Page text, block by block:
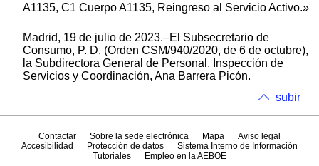
A1135, C1 Cuerpo A1135, Reingreso al Servicio Activo.»
Madrid, 19 de julio de 2023.–El Subsecretario de
Consumo, P. D. (Orden CSM/940/2020, de 6 de octubre),
la Subdirectora General de Personal, Inspección de
Servicios y Coordinación, Ana Barrera Picón.
subir
Contactar Sobre la sede electrónica Mapa
Aviso legal
Accesibilidad
Protección de datos
Sistema Interno de Información
Tutoriales
Empleo en la AEBOE